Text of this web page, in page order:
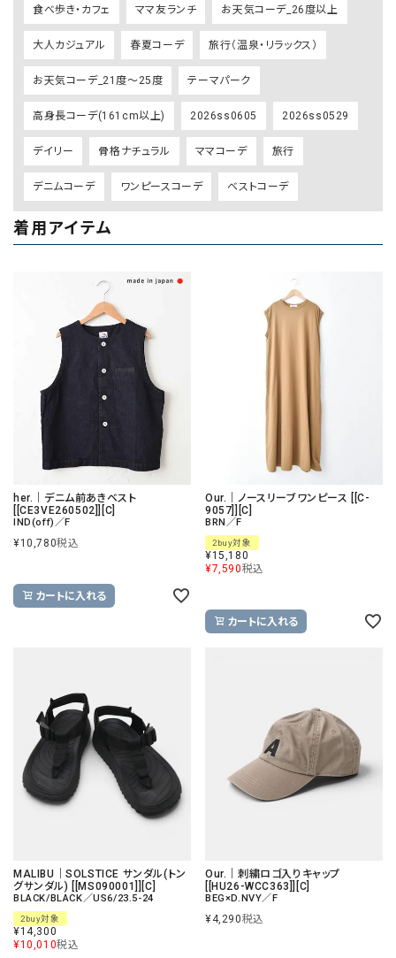
食べ歩き・カフェ ママ友ランチ お天気コーデ_26度以上
大人カジュアル 春夏コーデ 旅行（温泉・リラックス）
お天気コーデ_21度～25度 テーマパーク
高身長コーデ(161cm以上) 2026ss0605 2026ss0529
デイリー 骨格ナチュラル ママコーデ 旅行
デニムコーデ ワンピースコーデ ベストコーデ
着用アイテム
her.｜デニム前あきベスト
[[CE3VE260502]][C]
IND(off)／F
¥10,780税込
カートに入れる
Our.｜ノースリーブワンピース [[C-
9057]][C]
BRN／F
2buy対象
¥15,180
¥7,590税込
カートに入れる
MALIBU｜SOLSTICE サンダル(トン
グサンダル) [[MS090001]][C]
BLACK/BLACK／US6/23.5-24
2buy対象
¥14,300
¥10,010税込
Our.｜刺繍ロゴ入りキャップ
[[HU26-WCC363]][C]
BEG×D.NVY／F
¥4,290税込